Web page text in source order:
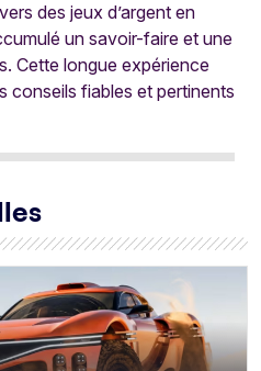
des jeux d’argent en
un savoir-faire et une
Cette longue expérience
conseils fiables et pertinents